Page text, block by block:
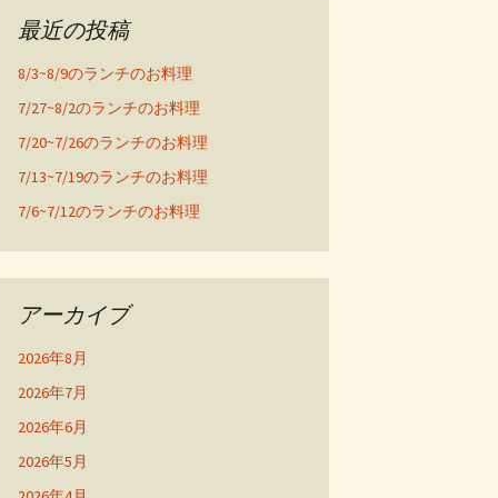
最近の投稿
8/3~8/9のランチのお料理
7/27~8/2のランチのお料理
7/20~7/26のランチのお料理
7/13~7/19のランチのお料理
7/6~7/12のランチのお料理
アーカイブ
2026年8月
2026年7月
2026年6月
2026年5月